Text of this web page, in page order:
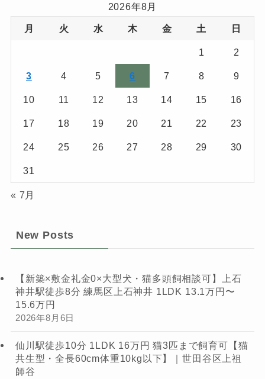
2026年8月
月 火 水 木 金 土 日
1 2
3 4 5 6 7 8 9
10 11 12 13 14 15 16
17 18 19 20 21 22 23
24 25 26 27 28 29 30
31
« 7月
New Posts
【新築×敷金礼金0×大型犬・猫多頭飼相談可】上石
神井駅徒歩8分 練馬区上石神井 1LDK 13.1万円〜
15.6万円
2026年8月6日
仙川駅徒歩10分 1LDK 16万円 猫3匹まで飼育可【猫
共生型・全長60cm体重10kg以下】｜世田谷区上祖
師谷